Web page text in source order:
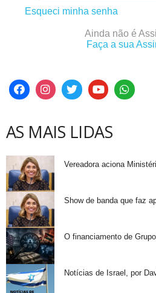
Esqueci minha senha
Ainda não é
Faça a sua
AS MAIS LIDAS
Vereadora aciona
Show de banda que faz
O financiamento de
Notícias de Israel, por